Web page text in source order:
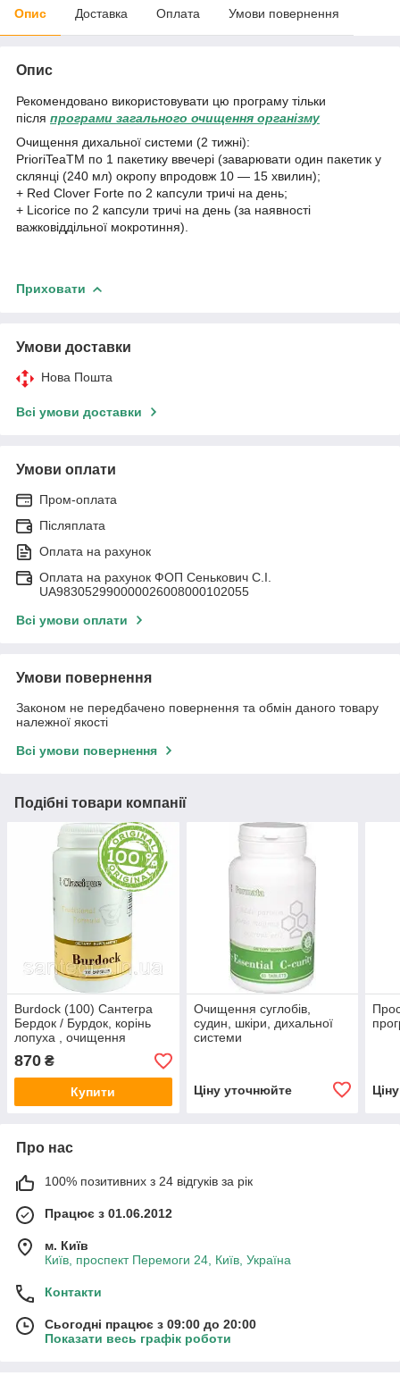
Опис Доставка Оплата Умови повернення
Опис
Рекомендовано використовувати цю програму тільки
після програми загального очищення організму
Очищення дихальної системи (2 тижні):
PrioriTeaTM по 1 пакетику ввечері (заварювати один пакетик у
склянці (240 мл) окропу впродовж 10 — 15 хвилин);
+ Red Clover Forte по 2 капсули тричі на день;
+ Licorice по 2 капсули тричі на день (за наявності
важковіддільної мокротиння).
Приховати
Умови доставки
Нова Пошта
Всі умови доставки
Умови оплати
Пром-оплата
Післяплата
Оплата на рахунок
Оплата на рахунок ФОП Сенькович С.І.
UA983052990000026008000102055
Всі умови оплати
Умови повернення
Законом не передбачено повернення та обмін даного товару
належної якості
Всі умови повернення
Подібні товари компанії
Burdock (100) Сантегра
Бердок / Бурдок, корінь
лопуха , очищення
організму, розлад шлунка
870 ₴
Купити
Очищення суглобів,
судин, шкіри, дихальної
системи
Ціну уточнюйте
Про нас
100% позитивних з 24 відгуків за рік
Працює з 01.06.2012
м. Київ
Київ, проспект Перемоги 24, Київ, Україна
Контакти
Сьогодні працює з 09:00 до 20:00
Показати весь графік роботи